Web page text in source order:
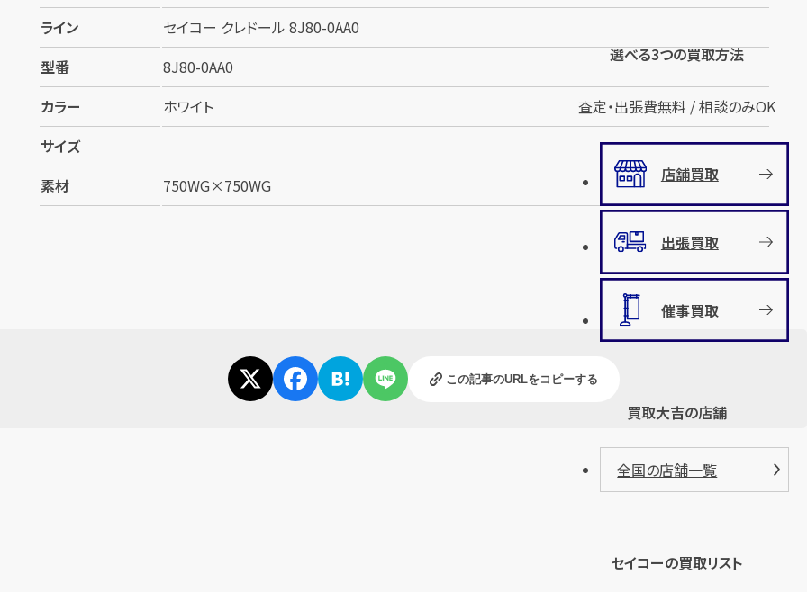
ライン
セイコー クレドール 8J80-0AA0
型番
8J80-0AA0
カラー
ホワイト
サイズ
素材
750WG×750WG
この記事のURLをコピーする
選べる3つの買取方法
査定・出張費無料 / 相談のみOK
店舗買取
出張買取
催事買取
買取大吉の店舗
全国の店舗一覧
セイコーの買取リスト